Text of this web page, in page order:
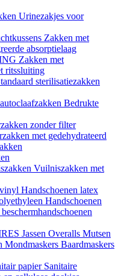
Urinezakjes voor
Zakken met
absorptielaag
Zakken met
ritssluiting
sterilisatiezakken
Bedrukte
zonder filter
met gedehydrateerd
Vuilniszakken met
Handschoenen latex
Handschoenen
Jassen Overalls Mutsen
Mondmaskers Baardmaskers
papier Sanitaire